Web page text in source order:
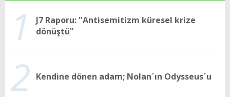
1
J7 Raporu: "Antisemitizm küresel krize
dönüştü"
2 Kendine dönen adam; Nolan´ın Odysseus´u